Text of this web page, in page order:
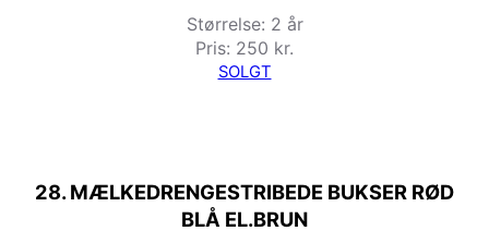
Størrelse: 2 år
Pris: 250 kr.
SOLGT
28. MÆLKEDRENGESTRIBEDE BUKSER RØD
BLÅ EL.BRUN